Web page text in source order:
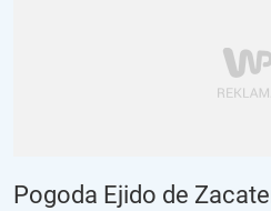
Pogoda Ejido de